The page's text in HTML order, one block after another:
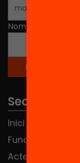
Nom
Seccions
Inici
Fundació
Actes